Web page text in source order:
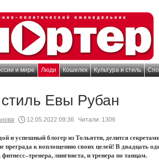
и мире Люди Кошелек Культура и стиль
Евы Рубан
12.05.2022 09:36 Читали: 1306
и успешный блогер из Тольятти, делится
преграда к воплощению своих целей! В двадцать
лингвиста, и тренера по танцам.